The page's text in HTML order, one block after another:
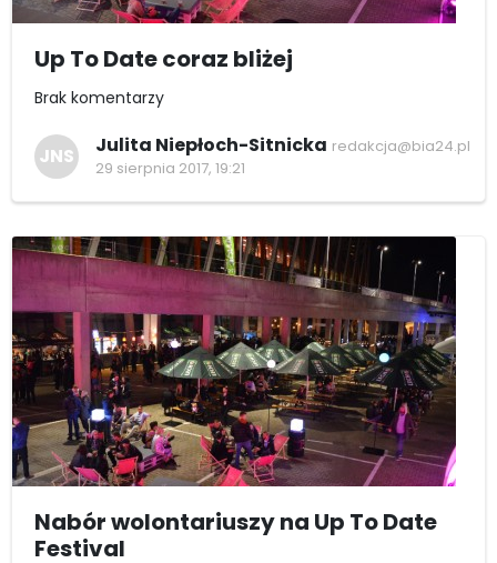
Up To Date coraz bliżej
Brak komentarzy
JNS Julita Niepłoch-Sitnicka redakcja@bia24.pl
29 sierpnia 2017, 19:21
Nabór wolontariuszy na Up To Date
Festival